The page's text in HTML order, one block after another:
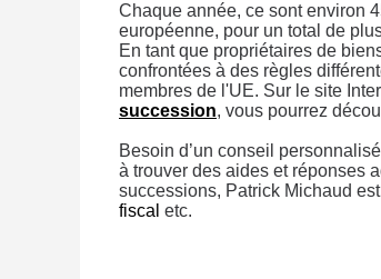
Chaque année, ce sont environ
européenne, pour un total de
En tant que propriétaires de
confrontées à des règles
membres de l'UE. Sur le site
succession, vous pourrez
Besoin d’un conseil
à trouver des aides et réponses
successions, Patrick Michaud
fiscal etc.